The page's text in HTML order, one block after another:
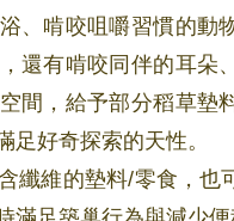
、啃咬咀嚼習慣的動
還有啃咬同伴的耳朵
間，給予部分稻草墊
足好奇探索的天性。
纖維的墊料/零食，